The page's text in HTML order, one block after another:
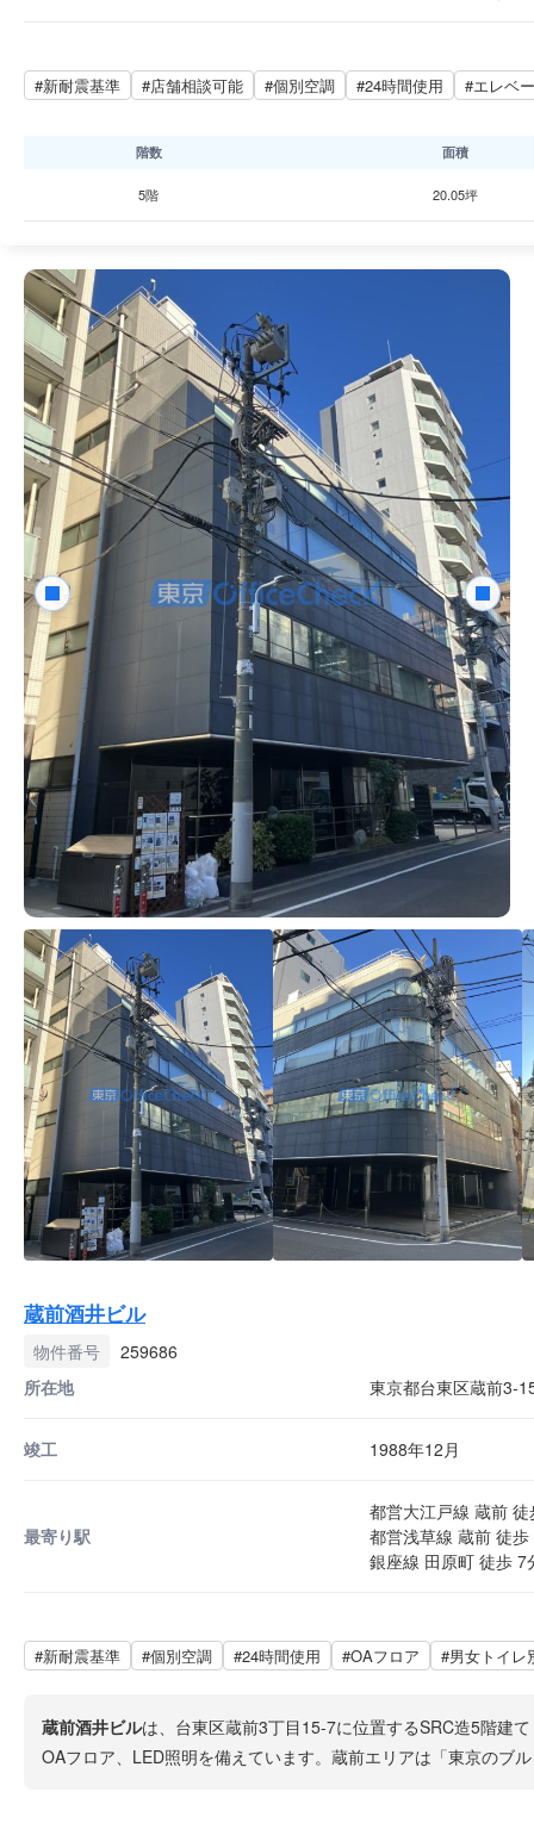
#新耐震基準 #店舗相談可能 #個別空調 #24時間使用 #エレベ
階数 面積
5階 20.05坪
蔵前酒井ビル
物件番号
259686
所在地
東京都台東区蔵前3-
竣工 1988年12月
最寄り駅
都営大江戸線 蔵前
都営浅草線 蔵前 徒歩
銀座線 田原町 徒歩 7
#新耐震基準 #個別空調 #24時間使用 #OAフロア #男女トイレ
蔵前酒井ビルは、台東区蔵前3丁目15-7に位置するSRC造5階建
OAフロア、LED照明を備えています。蔵前エリアは「東京のブ